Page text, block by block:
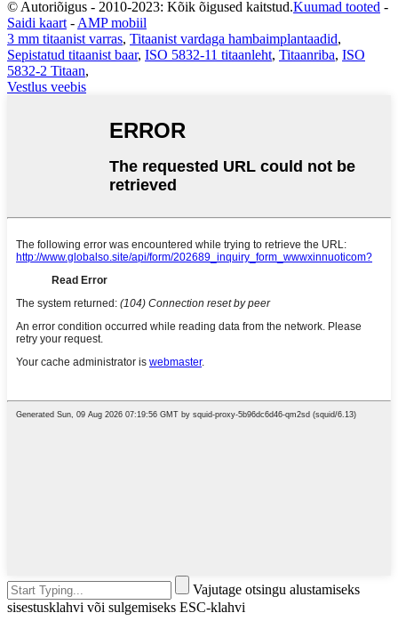
© Autoriõigus - 2010-2023: Kõik õigused kaitstud.Kuumad tooted -
Saidi kaart - AMP mobiil
3 mm titaanist varras, Titaanist vardaga hambaimplantaadid,
Sepistatud titaanist baar, ISO 5832-11 titaanleht, Titaanriba, ISO
5832-2 Titaan,
Vestlus veebis
Vajutage otsingu alustamiseks
sisestusklahvi või sulgemiseks ESC-klahvi